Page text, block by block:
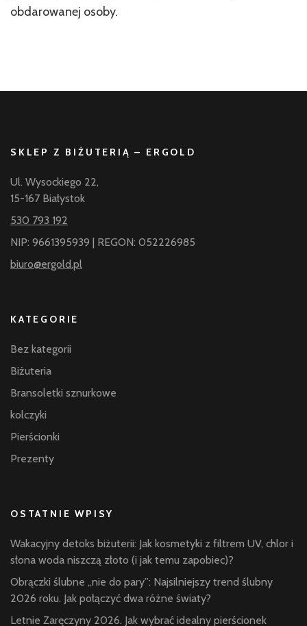
obdarowanej osoby.
SKLEP Z BIŻUTERIĄ – ERGOLD
Ul. Wysockiego 22,
15-167 Białystok
530 793 192
NIP: 9661395939 | REGON: 052226985
biuro@ergold.pl
KATEGORIE
Bez kategorii
Biżuteria
Bransoletki sznurkowe
kolczyki
Pierścionki
Prezenty
OSTATNIE WPISY
Wakacyjny detoks biżuterii: Jak kosmetyki z filtrem UV, chlor i
słona woda niszczą złoto (i jak temu zapobiec)?
Obrączki ślubne „nie do pary”: Najsilniejszy trend ślubny
2026 roku. Jak połączyć dwa różne światy?
Letnie Zaręczyny 2026. Jak wybrać idealny pierścionek